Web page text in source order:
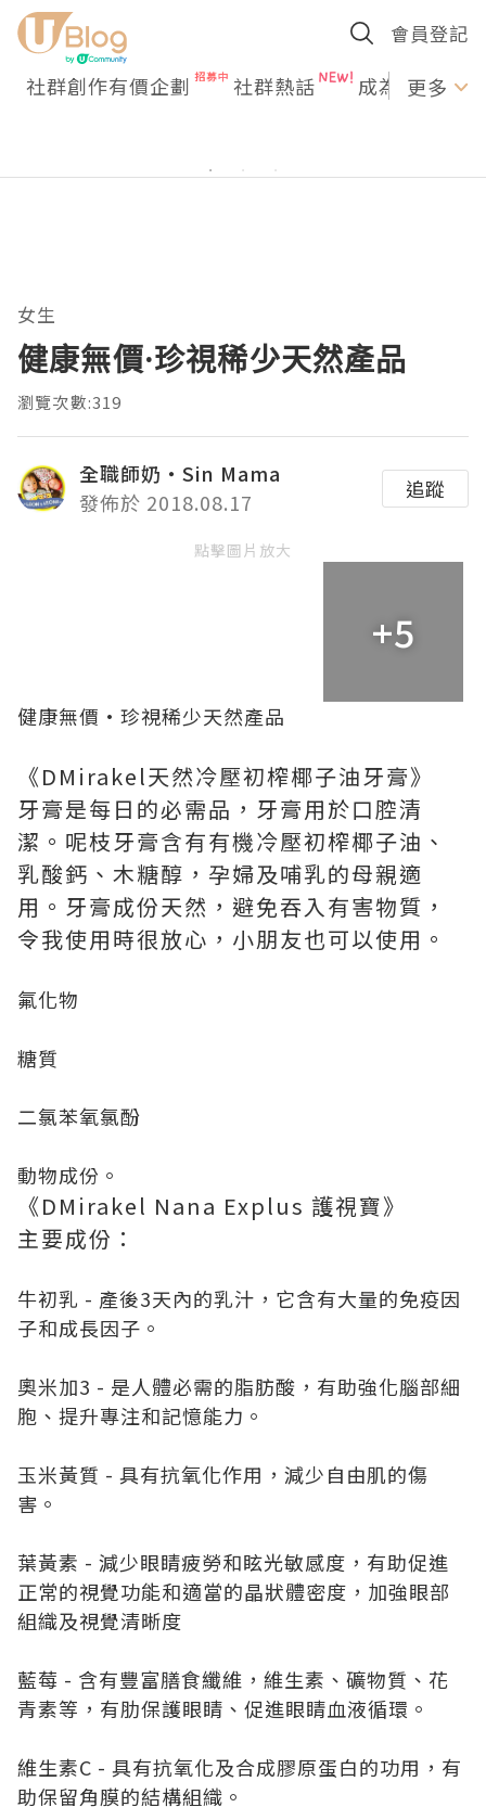
會員登記
社群創作有價企劃 社群熱話 成為U更多
女生
健康無價·珍視稀少天然產品
瀏覽次數:319
全職師奶‧Sin Mama
發佈於 2018.08.17
追蹤
點擊圖片放大
+5
健康無價·珍視稀少天然產品
《DMirakel天然冷壓初榨椰子油牙膏》
牙膏是每日的必需品，牙膏用於口腔清
潔。呢枝牙膏含有有機冷壓初榨椰子油、
乳酸鈣、木糖醇，孕婦及哺乳的母親適
用。牙膏成份天然，避免吞入有害物質，
令我使用時很放心，小朋友也可以使用。
氟化物
糖質
二氯苯氧氯酚
動物成份。
《DMirakel Nana Explus 護視寶》
主要成份：
牛初乳 - 產後3天內的乳汁，它含有大量的免疫因
子和成長因子。
奧米加3 - 是人體必需的脂肪酸，有助強化腦部細
胞、提升專注和記憶能力。
玉米黃質 - 具有抗氧化作用，減少自由肌的傷
害。
葉黃素 - 減少眼睛疲勞和眩光敏感度，有助促進
正常的視覺功能和適當的晶狀體密度，加強眼部
組織及視覺清晰度
藍莓 - 含有豐富膳食纖維，維生素、礦物質、花
青素等，有肋保護眼睛、促進眼睛血液循環。
維生素C - 具有抗氧化及合成膠原蛋白的功用，有
助保留角膜的結構組織。